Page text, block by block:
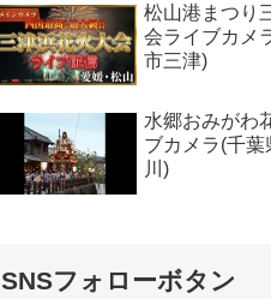
松山港まつり
会ライブカメ
市三津)
水郷おみがわ
ブカメラ(千葉
川)
SNSフォローボタン